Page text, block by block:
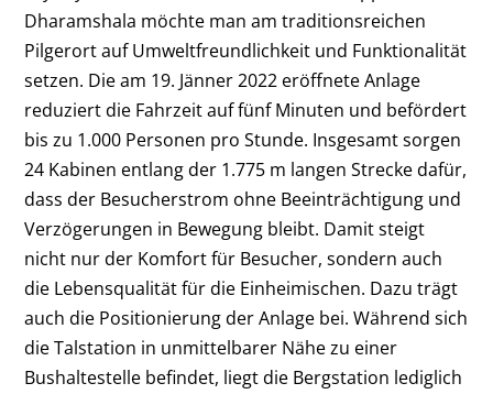
Dharamshala möchte man am traditionsreichen
Pilgerort auf Umweltfreundlichkeit und Funktionalität
setzen. Die am 19. Jänner 2022 eröffnete Anlage
reduziert die Fahrzeit auf fünf Minuten und befördert
bis zu 1.000 Personen pro Stunde. Insgesamt sorgen
24 Kabinen entlang der 1.775 m langen Strecke dafür,
dass der Besucherstrom ohne Beeinträchtigung und
Verzögerungen in Bewegung bleibt. Damit steigt
nicht nur der Komfort für Besucher, sondern auch
die Lebensqualität für die Einheimischen. Dazu trägt
auch die Positionierung der Anlage bei. Während sich
die Talstation in unmittelbarer Nähe zu einer
Bushaltestelle befindet, liegt die Bergstation lediglich